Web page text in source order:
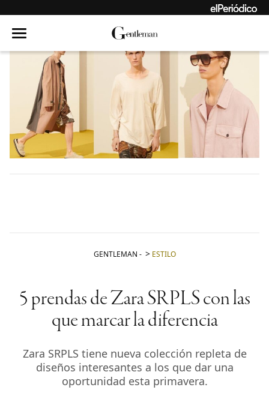
GENTLEMAN - ESTILO
5 prendas de Zara SRPLS con las
que marcar la diferencia
Zara SRPLS tiene nueva colección repleta de
diseños interesantes a los que dar una
oportunidad esta primavera.